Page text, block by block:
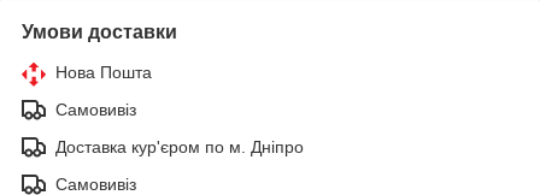
Умови доставки
Нова Пошта
Самовивіз
Доставка кур'єром по м. Дніпро
Самовивіз